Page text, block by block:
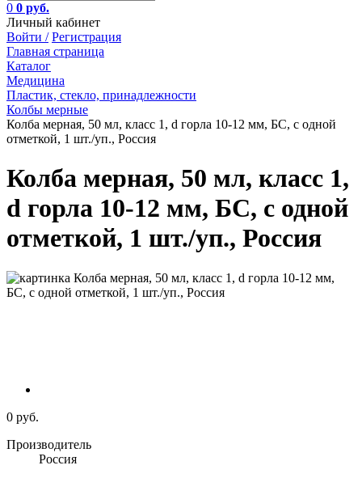
0 0 руб.
Личный кабинет
Войти / Регистрация
Главная страница
Каталог
Медицина
Пластик, стекло, принадлежности
Колбы мерные
Колба мерная, 50 мл, класс 1, d горла 10-12 мм, БС, с одной
отметкой, 1 шт./уп., Россия
Колба мерная, 50 мл, класс 1,
d горла 10-12 мм, БС, с одной
отметкой, 1 шт./уп., Россия
0 руб.
Производитель
Россия